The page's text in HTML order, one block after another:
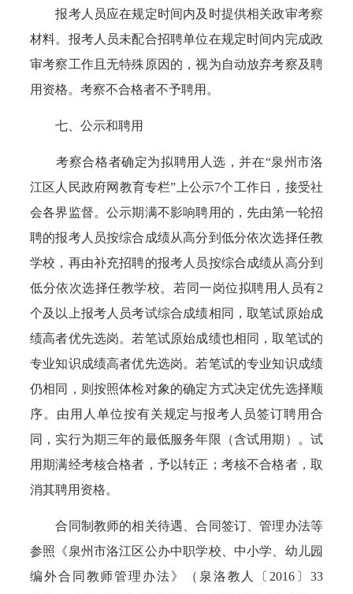
报考人员应在规定时间内及时提供相关政审考察
材料。报考人员未配合招聘单位在规定时间内完成政
审考察工作且无特殊原因的，视为自动放弃考察及聘
用资格。考察不合格者不予聘用。
七、公示和聘用
考察合格者确定为拟聘用人选，并在“泉州市洛
江区人民政府网教育专栏”上公示7个工作日，接受社
会各界监督。公示期满不影响聘用的，先由第一轮招
聘的报考人员按综合成绩从高分到低分依次选择任教
学校，再由补充招聘的报考人员按综合成绩从高分到
低分依次选择任教学校。若同一岗位拟聘用人员有2
个及以上报考人员考试综合成绩相同，取笔试原始成
绩高者优先选岗。若笔试原始成绩也相同，取笔试的
专业知识成绩高者优先选岗。若笔试的专业知识成绩
仍相同，则按照体检对象的确定方式决定优先选择顺
序。由用人单位按有关规定与报考人员签订聘用合
同，实行为期三年的最低服务年限（含试用期）。试
用期满经考核合格者，予以转正；考核不合格者，取
消其聘用资格。
合同制教师的相关待遇、合同签订、管理办法等
参照《泉州市洛江区公办中职学校、中小学、幼儿园
编外合同教师管理办法》（泉洛教人〔2016〕33